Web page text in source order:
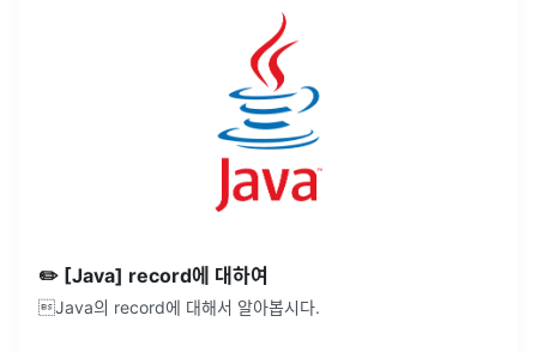
✏️ [Java] record에 대하여
Java의 record에 대해서 알아봅시다.